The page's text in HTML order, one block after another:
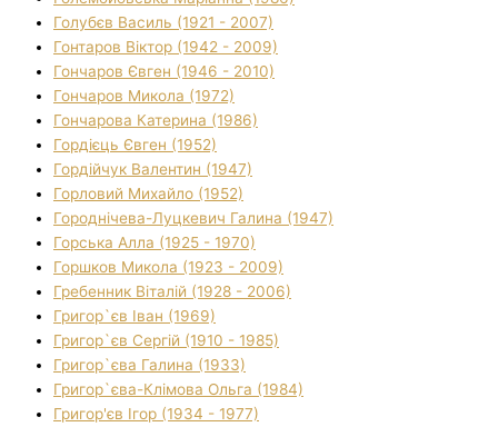
Голубєв Василь (1921 - 2007)
Гонтаров Віктор (1942 - 2009)
Гончаров Євген (1946 - 2010)
Гончаров Микола (1972)
Гончарова Катерина (1986)
Гордієць Євген (1952)
Гордійчук Валентин (1947)
Горловий Михайло (1952)
Городнічева-Луцкевич Галина (1947)
Горська Алла (1925 - 1970)
Горшков Микола (1923 - 2009)
Гребенник Віталій (1928 - 2006)
Григор`єв Іван (1969)
Григор`єв Сергій (1910 - 1985)
Григор`єва Галина (1933)
Григор`єва-Клімова Ольга (1984)
Григор'єв Ігор (1934 - 1977)